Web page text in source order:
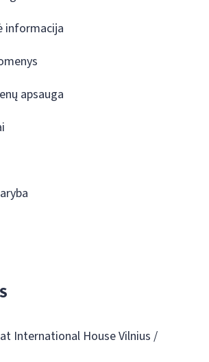
informacija
apsauga
International House Vilnius /